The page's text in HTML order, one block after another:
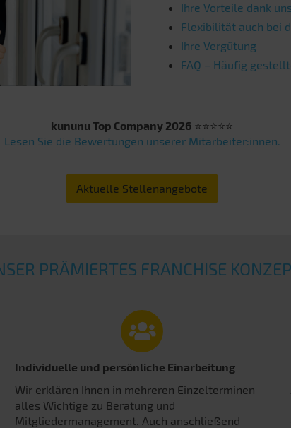
Ihre Vorteile dank
Flexibilität auch bei
Ihre Vergütung
FAQ – Häufig
kununu Top Company 2026 ⭐⭐⭐⭐⭐
Lesen Sie die Bewertungen unserer Mitarbeiter:innen.
Aktuelle Stellenangebote
PRÄMIERTES FRANCHISE
Individuelle und persönliche Einarbeitung
Wir erklären Ihnen in mehreren Einzelterminen
alles Wichtige zu Beratung und
Mitgliedermanagement. Auch anschließend